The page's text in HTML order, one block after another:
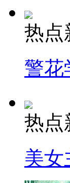
热点
警花
热点
美女